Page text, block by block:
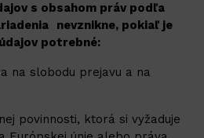
s obsahom práv podľa
nevznikne, pokiaľ je
potrebné:
na slobodu prejavu a na
povinnosti, ktorá si vyžaduje